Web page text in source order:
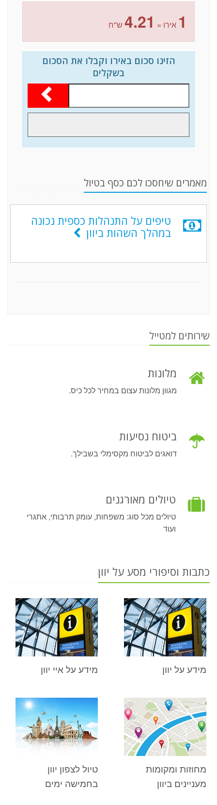
1 אירו = 4.21 ש"ח
הזינו סכום באירו וקבלו את הסכום
בשקלים
מאמרים שיחסכו לכם כסף בטיול
טיפים על התנהלות כספית נכונה
במהלך השהות ביוון
שירותים למטייל
מלונות
מגוון מלונות עצום במחיר לכל כיס.
ביטוח נסיעות
דואגים לביטוח מקסימלי בשבילך.
טיולים מאורגנים
טיולים מכל סוג: משפחות, עומק תרבותי, אתגרי
ועוד
כתבות וסיפורי מסע על יוון
מידע על יוון מידע על איי יוון
מחוזות ומקומות
מעניינים ביוון
טיול לצפון יוון
בחמישה ימים